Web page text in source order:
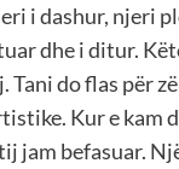
i dashur, njeri
dhe i ditur.
do flas për
Kur e kam
jam befasuar.